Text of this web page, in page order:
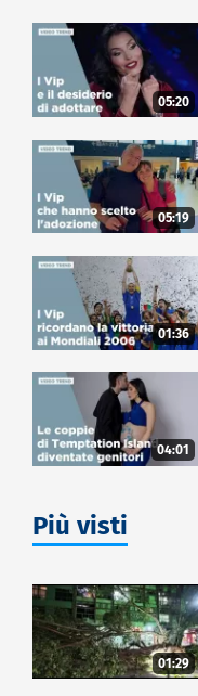
05:20
05:19
01:36
04:01
Più visti
01:29